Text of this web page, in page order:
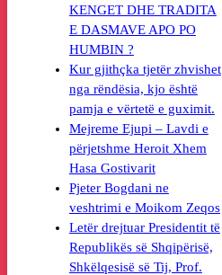
KENGET DHE TRADITA
E DASMAVE APO PO
HUMBIN ?
Kur gjithçka tjetër zhvishet
nga rëndësia, kjo është
pamja e vërtetë e guximit.
Mejreme Ejupi – Lavdi e
përjetshme Heroit Xhem
Hasa Gostivarit
Pjeter Bogdani ne
veshtrimi e Moikom Zeqos
Letër drejtuar Presidentit të
Republikës së Shqipërisë,
Shkëlqesisë së Tij, Prof.